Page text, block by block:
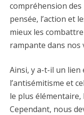
compréhension
pensée, l’action et
mieux les
rampante dans nos
Ainsi, y a-t-il un
l’antisémitisme et
le plus
Cependant, nous